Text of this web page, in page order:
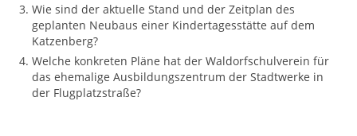
Wie sind der aktuelle Stand und der Zeitplan des
geplanten Neubaus einer Kindertagesstätte auf dem
Katzenberg?
Welche konkreten Pläne hat der Waldorfschulverein für
das ehemalige Ausbildungszentrum der Stadtwerke in
der Flugplatzstraße?